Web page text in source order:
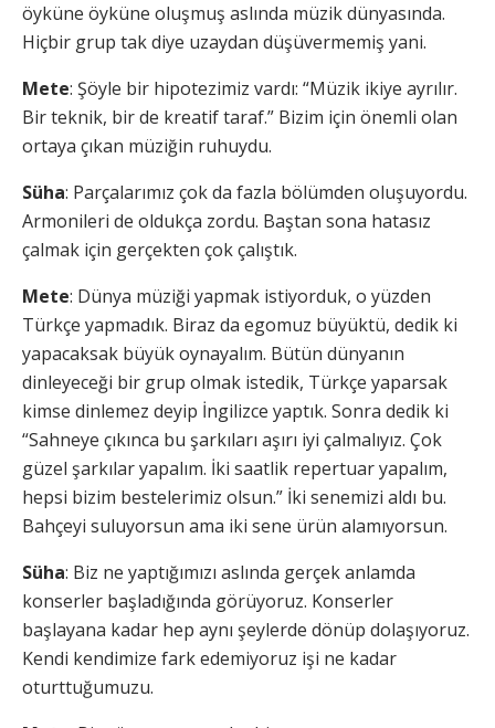
öyküne öyküne oluşmuş aslında müzik dünyasında.
Hiçbir grup tak diye uzaydan düşüvermemiş yani.
Mete: Şöyle bir hipotezimiz vardı: “Müzik ikiye ayrılır.
Bir teknik, bir de kreatif taraf.” Bizim için önemli olan
ortaya çıkan müziğin ruhuydu.
Süha: Parçalarımız çok da fazla bölümden oluşuyordu.
Armonileri de oldukça zordu. Baştan sona hatasız
çalmak için gerçekten çok çalıştık.
Mete: Dünya müziği yapmak istiyorduk, o yüzden
Türkçe yapmadık. Biraz da egomuz büyüktü, dedik ki
yapacaksak büyük oynayalım. Bütün dünyanın
dinleyeceği bir grup olmak istedik, Türkçe yaparsak
kimse dinlemez deyip İngilizce yaptık. Sonra dedik ki
“Sahneye çıkınca bu şarkıları aşırı iyi çalmalıyız. Çok
güzel şarkılar yapalım. İki saatlik repertuar yapalım,
hepsi bizim bestelerimiz olsun.” İki senemizi aldı bu.
Bahçeyi suluyorsun ama iki sene ürün alamıyorsun.
Süha: Biz ne yaptığımızı aslında gerçek anlamda
konserler başladığında görüyoruz. Konserler
başlayana kadar hep aynı şeylerde dönüp dolaşıyoruz.
Kendi kendimize fark edemiyoruz işi ne kadar
oturttuğumuzu.